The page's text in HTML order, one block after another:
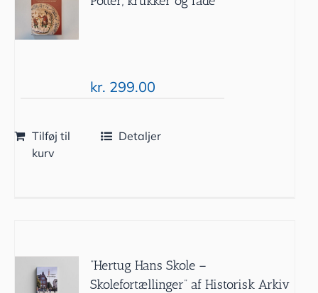
kr. 299.00
Tilføj til
kurv
Detaljer
”Hertug Hans Skole –
Skolefortællinger” af Historisk Arkiv